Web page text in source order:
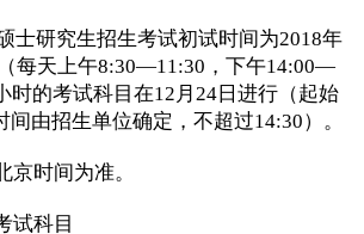
研究生招生考试初试时间为2018年
每天上午8:30—11:30，下午14:00—
时的考试科目在12月24日进行（起始
间由招生单位确定，不超过14:30）。
时间为准。
科目